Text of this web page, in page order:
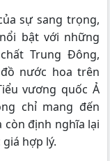
sự sang trọng,
bật với những
Trung Đông,
nước hoa trên
vương quốc Ả
chỉ mang đến
còn định nghĩa lại
hợp lý.